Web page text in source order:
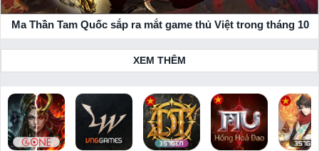
rực lửa 24/7.
+ Giai nhân thiên hạ, tề tựu hậu cung.
+ Đột phá lối chơi của thể loại game thẻ tướng, chưa từng có ở
những game cùng thể loại.
Tải game Ma Thần Tam Quốc mới nhất cho điện thoại
+ Tải game
Ma Thần Tam Quốctrên Google Play: Bạn có thể
tải game tương ứng cho hệ điều hành của điện thoại bạn! Tại
xemgame.com, chúng tôi cam kết mang đến link tải game
Ma Thần Tam Quốc sắp ra mắt game thủ Việt trong tháng 10
XEM THÊM